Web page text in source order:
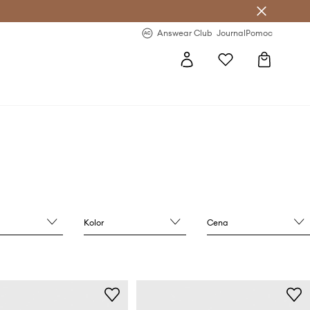
Answear Club JournalPomoc
Kolor Cena